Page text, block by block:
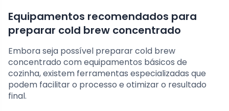
Equipamentos recomendados para
preparar cold brew concentrado
Embora seja possível preparar cold brew
concentrado com equipamentos básicos de
cozinha, existem ferramentas especializadas que
podem facilitar o processo e otimizar o resultado
final.